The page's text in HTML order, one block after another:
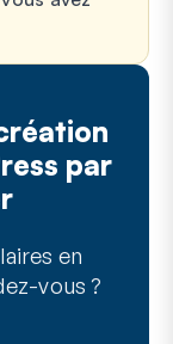
par
en
vous ?